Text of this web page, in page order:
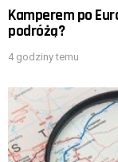
Kamperem po
podróżą?
4 godziny temu